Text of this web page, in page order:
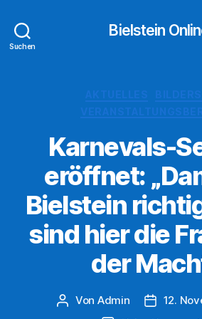
Suchen
Bielstein
Karnevals-
eröffnet:
Bielstein
sind hier die
der
Beitragsautor
Von Admin
12.